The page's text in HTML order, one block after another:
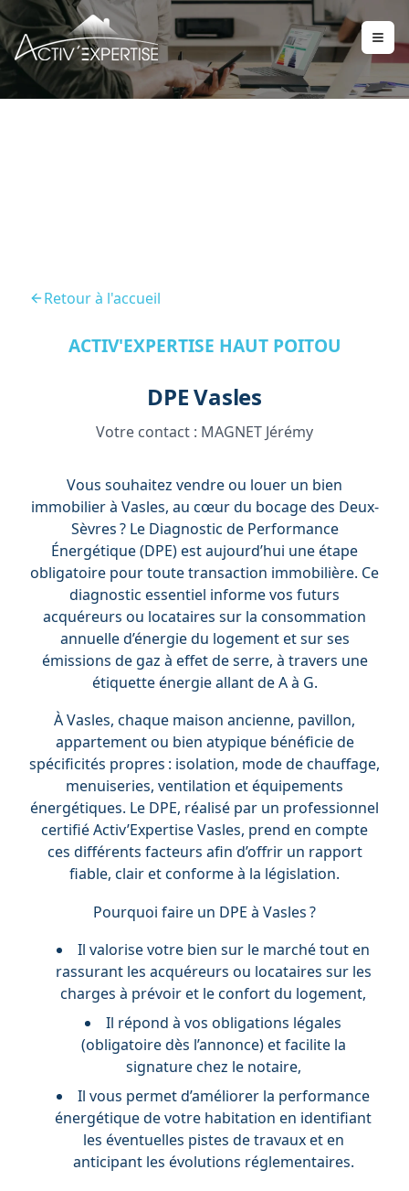
Retour à l'accueil
ACTIV'EXPERTISE HAUT POITOU
DPE Vasles
Votre contact : MAGNET Jérémy
Vous souhaitez vendre ou louer un bien
immobilier à Vasles, au cœur du bocage des Deux-
Sèvres ? Le Diagnostic de Performance
Énergétique (DPE) est aujourd’hui une étape
obligatoire pour toute transaction immobilière. Ce
diagnostic essentiel informe vos futurs
acquéreurs ou locataires sur la consommation
annuelle d’énergie du logement et sur ses
émissions de gaz à effet de serre, à travers une
étiquette énergie allant de A à G.
À Vasles, chaque maison ancienne, pavillon,
appartement ou bien atypique bénéficie de
spécificités propres : isolation, mode de chauffage,
menuiseries, ventilation et équipements
énergétiques. Le DPE, réalisé par un professionnel
certifié Activ’Expertise Vasles, prend en compte
ces différents facteurs afin d’offrir un rapport
fiable, clair et conforme à la législation.
Pourquoi faire un DPE à Vasles ?
Il valorise votre bien sur le marché tout en
rassurant les acquéreurs ou locataires sur les
charges à prévoir et le confort du logement,
Il répond à vos obligations légales
(obligatoire dès l’annonce) et facilite la
signature chez le notaire,
Il vous permet d’améliorer la performance
énergétique de votre habitation en identifiant
les éventuelles pistes de travaux et en
anticipant les évolutions réglementaires.